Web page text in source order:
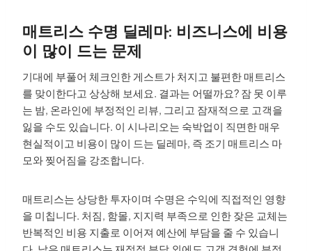
매트리스 수명 딜레마: 비즈니스에 비용
이 많이 드는 문제
기대에 부풀어 체크인한 게스트가 처지고 불편한 매트리스
를 맞이한다고 상상해 보세요. 결과는 어떨까요? 잠 못 이루
는 밤, 온라인에 부정적인 리뷰, 그리고 잠재적으로 고객을
잃을 수도 있습니다. 이 시나리오는 숙박업이 직면한 매우
현실적이고 비용이 많이 드는 딜레마, 즉 조기 매트리스 마
모와 찢어짐을 강조합니다.
매트리스는 상당한 투자이며 수명은 수익에 직접적인 영향
을 미칩니다. 처짐, 함몰, 지지력 부족으로 인한 잦은 교체는
반복적인 비용 지출로 이어져 예산에 부담을 줄 수 있습니
다. 낡은 매트리스는 재정적 부담 외에도 고객 경험에 부정